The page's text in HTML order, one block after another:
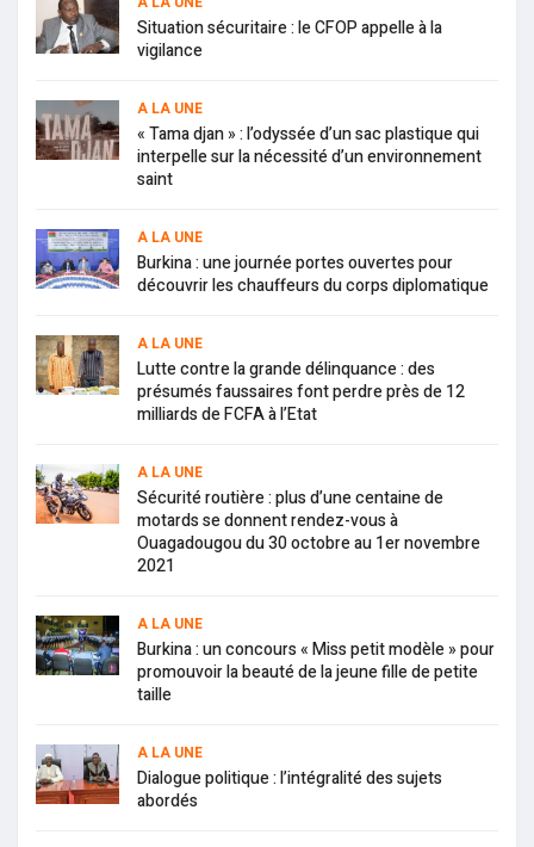
Situation sécuritaire : le CFOP appelle à la
vigilance
A LA UNE
« Tama djan » : l’odyssée d’un sac plastique qui
interpelle sur la nécessité d’un environnement
saint
A LA UNE
Burkina : une journée portes ouvertes pour
découvrir les chauffeurs du corps diplomatique
A LA UNE
Lutte contre la grande délinquance : des
présumés faussaires font perdre près de 12
milliards de FCFA à l’Etat
A LA UNE
Sécurité routière : plus d’une centaine de
motards se donnent rendez-vous à
Ouagadougou du 30 octobre au 1er novembre
2021
A LA UNE
Burkina : un concours « Miss petit modèle » pour
promouvoir la beauté de la jeune fille de petite
taille
A LA UNE
Dialogue politique : l’intégralité des sujets
abordés